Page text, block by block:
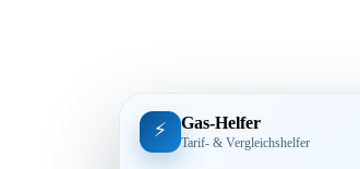
⚡ Gas-Helfer
Tarif- & Vergleichshelfer